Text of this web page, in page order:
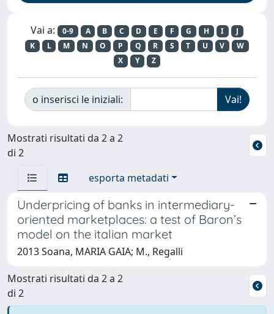
Vai a: 0-9 A B C D E F G H I
J
K
L M N O P Q R S T U V
W
X
Y Z
o inserisci le iniziali:
Mostrati risultati da 2 a 2
di 2
esporta metadati
Underpricing of banks in intermediary-
oriented marketplaces: a test of Baron’s
model on the italian market
2013 Soana, MARIA GAIA; M., Regalli
Mostrati risultati da 2 a 2
di 2